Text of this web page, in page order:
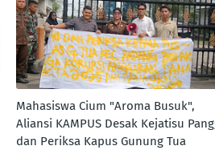
Mahasiswa Cium "Aroma Busuk",
Aliansi KAMPUS Desak Kejatisu
dan Periksa Kapus Gunung Tua